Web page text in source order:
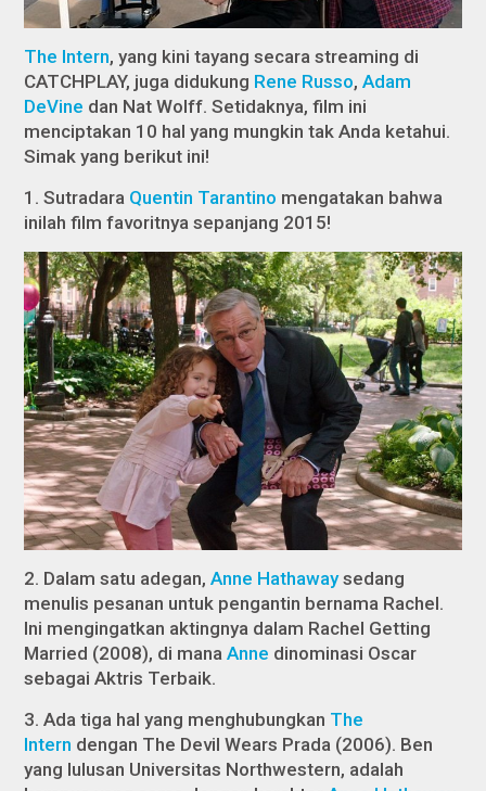
The Intern, yang kini tayang secarastreaming di
CATCHPLAY, juga didukung Rene Russo,Adam
DeVine dan Nat Wolff. Setidaknya, film ini
menciptakan 10 hal yang mungkin tak Anda ketahui.
Simak yang berikut ini!
1. Sutradara Quentin Tarantino mengatakan bahwa
inilah film favoritnya sepanjang 2015!
2. Dalam satu adegan,Anne Hathawaysedang
menulis pesanan untuk pengantin bernama Rachel.
Ini mengingatkan aktingnya dalam Rachel Getting
Married (2008), di manaAnne dinominasi Oscar
sebagai Aktris Terbaik.
3. Ada tiga hal yang menghubungkan The
Intern dengan The Devil Wears Prada (2006). Ben
yang lulusan Universitas Northwestern, adalah